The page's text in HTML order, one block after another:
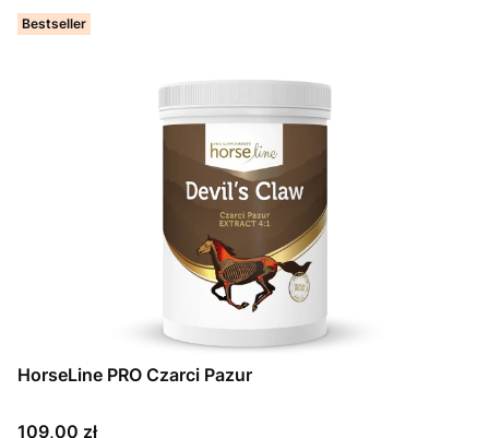
Bestseller
HorseLine PRO Czarci Pazur
Cena
109,00 zł